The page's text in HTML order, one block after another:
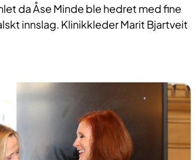
da Åse Minde ble hedret med fine
innslag. Klinikkleder Marit Bjartveit